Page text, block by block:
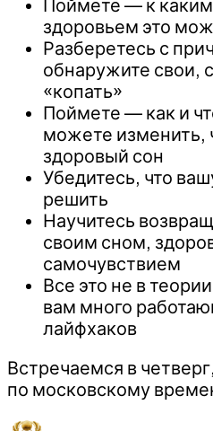
Поймете — к
здоровьем это
Разберетесь с
обнаружите свои,
«копать»
Поймете — как и
можете изменить,
здоровый сон
Убедитесь, что
решить
Научитесь
своим сном,
самочувствием
Все это не в
вам много
лайфхаков
Встречаемся в
по московскому